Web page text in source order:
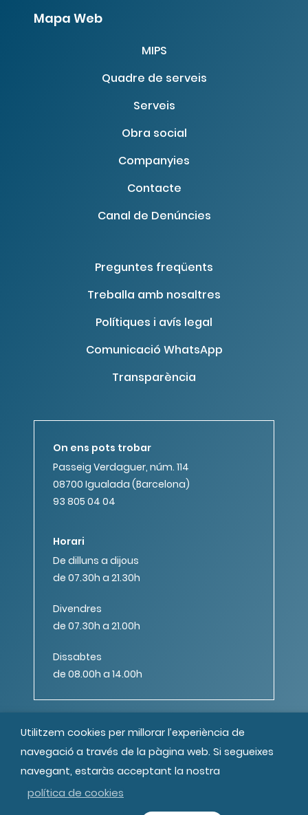
Mapa Web
MIPS
Quadre de serveis
Serveis
Obra social
Companyies
Contacte
Canal de Denúncies
Preguntes freqüents
Treballa amb nosaltres
Polítiques i avís legal
Comunicació WhatsApp
Transparència
© MIPS Fundació Privada, 2019
Tots els drets reservats
On ens pots trobar
Passeig Verdaguer, núm. 114
08700 Igualada (Barcelona)
93 805 04 04
Horari
De dilluns a dijous
de 07.30h a 21.30h
Divendres
de 07.30h a 21.00h
Dissabtes
de 08.00h a 14.00h
Utilitzem cookies per millorar l’experiència de
navegació a través de la pàgina web. Si segueixes
navegant, estaràs acceptant la nostra
política de cookies